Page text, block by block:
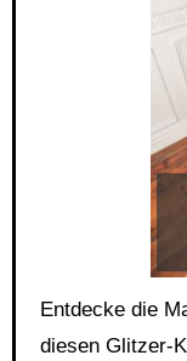
Entdecke die
diesen Glitzer-